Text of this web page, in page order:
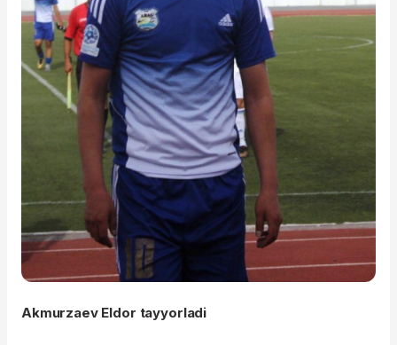
Akmurzaev Eldor tayyorladi